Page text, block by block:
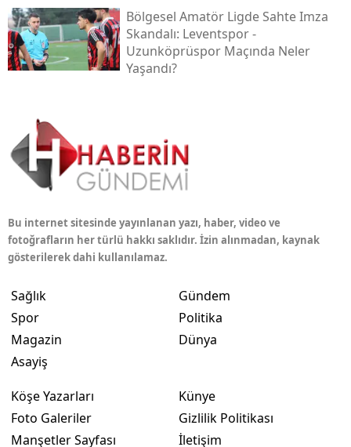
Bölgesel Amatör Ligde Sahte Imza
Skandalı: Leventspor -
Uzunköprüspor Maçında Neler
Yaşandı?
Bu internet sitesinde yayınlanan yazı, haber, video ve
fotoğrafların her türlü hakkı saklıdır. İzin alınmadan, kaynak
gösterilerek dahi kullanılamaz.
Sağlık
Spor
Magazin
Asayiş
Gündem
Politika
Dünya
Köşe Yazarları
Foto Galeriler
Manşetler Sayfası
Künye
Gizlilik Politikası
İletişim